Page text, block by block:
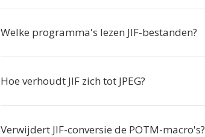
Welke programma's lezen JIF-bestanden?
Hoe verhoudt JIF zich tot JPEG?
Verwijdert JIF-conversie de POTM-macro's?